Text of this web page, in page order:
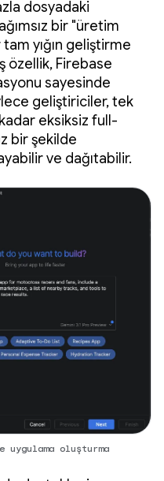
dosyadaki
bir "üretim
yığın geliştirme
özellik, Firebase
sayesinde
geliştiriciler, tek
eksiksiz full-
bir şekilde
ve dağıtabilir.
oluşturma